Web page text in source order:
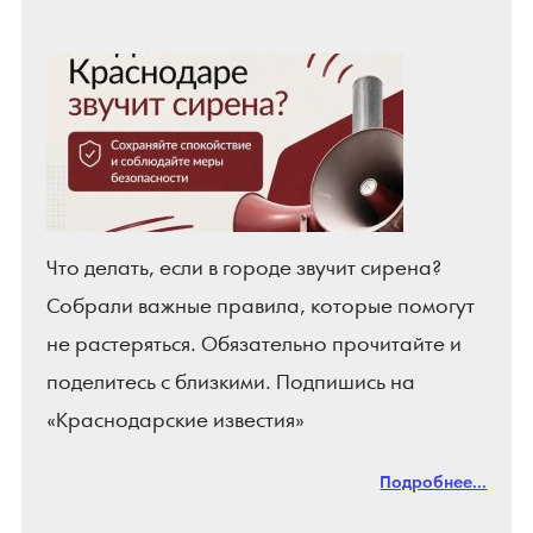
Что делать, если в городе звучит сирена?
Собрали важные правила, которые помогут
не растеряться. Обязательно прочитайте и
поделитесь с близкими. Подпишись на
«Краснодарские известия»
Подробнее...